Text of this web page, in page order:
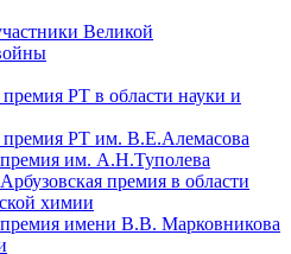
Великой
премия РТ в области науки и
премия РТ им. В.Е.Алемасова
им. А.Н.Туполева
премия в области
химии
имени В.В. Марковникова